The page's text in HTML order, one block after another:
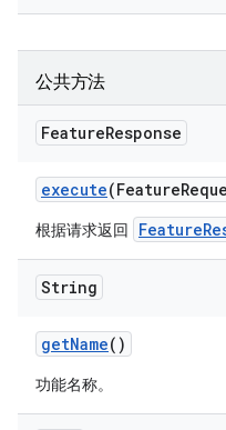
公共方法
FeatureResponse
execute(Feature
根据请求返回
String
getName()
功能名称。